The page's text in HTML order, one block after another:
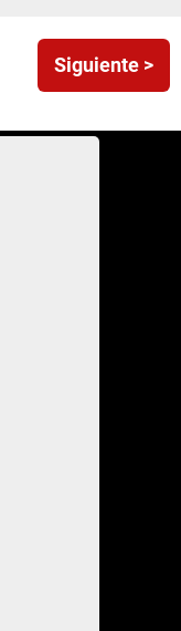
Siguiente >